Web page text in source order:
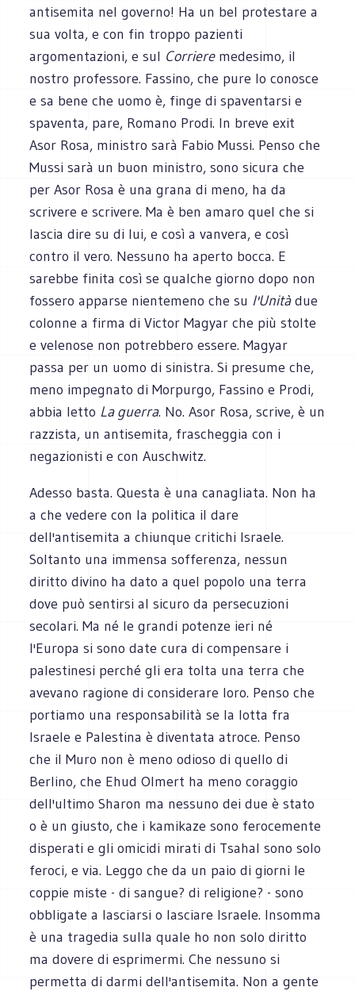
antisemita nel governo! Ha un bel protestare a
sua volta, e con fin troppo pazienti
argomentazioni, e sul Corrieremedesimo, il
nostro professore. Fassino, che pure lo conosce
e sa bene che uomo è, finge di spaventarsi e
spaventa, pare, Romano Prodi. In breve exit
Asor Rosa, ministro sarà Fabio Mussi. Penso che
Mussi sarà un buon ministro, sono sicura che
per Asor Rosa è una grana di meno, ha da
scrivere e scrivere. Ma è ben amaro quel che si
lascia dire su di lui, e così a vanvera, e così
contro il vero. Nessuno ha aperto bocca. E
sarebbe finita così se qualche giorno dopo non
fossero apparse nientemeno che su l'Unitàdue
colonne a firma di Victor Magyar che più stolte
e velenose non potrebbero essere. Magyar
passa per un uomo di sinistra. Si presume che,
meno impegnato di Morpurgo, Fassino e Prodi,
abbia letto La guerra. No. Asor Rosa, scrive, è un
razzista, un antisemita, frascheggia con i
negazionisti e con Auschwitz.
Adesso basta. Questa è una canagliata. Non ha
a che vedere con la politica il dare
dell'antisemita a chiunque critichi Israele.
Soltanto una immensa sofferenza, nessun
diritto divino ha dato a quel popolo una terra
dove può sentirsi al sicuro da persecuzioni
secolari. Ma né le grandi potenze ieri né
l'Europa si sono date cura di compensare i
palestinesi perché gli era tolta una terra che
avevano ragione di considerare loro. Penso che
portiamo una responsabilità se la lotta fra
Israele e Palestina è diventata atroce. Penso
che il Muro non è meno odioso di quello di
Berlino, che Ehud Olmert ha meno coraggio
dell'ultimo Sharon ma nessuno dei due è stato
o è un giusto, che i kamikaze sono ferocemente
disperati e gli omicidi mirati di Tsahal sono solo
feroci, e via. Leggo che da un paio di giorni le
coppie miste - di sangue? di religione? - sono
obbligate a lasciarsi o lasciare Israele. Insomma
è una tragedia sulla quale ho non solo diritto
ma dovere di esprimermi. Che nessuno si
permetta di darmi dell'antisemita. Non a gente